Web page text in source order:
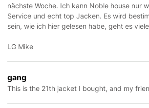
nächste Woche. Ich kann Noble house nur
Service und echt top Jacken. Es wird
sein, wie ich hier gelesen habe, geht es
LG Mike
gang
This is the 21th jacket I bought, and my